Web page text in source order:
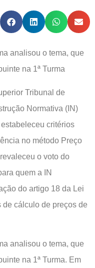
analisou o tema, que
na 1ª Turma
Tribunal de
Normativa (IN)
estabeleceu critérios
no método Preço
o voto do
quem a IN
do artigo 18 da Lei
de cálculo de preços de
analisou o tema, que
na 1ª Turma. Em